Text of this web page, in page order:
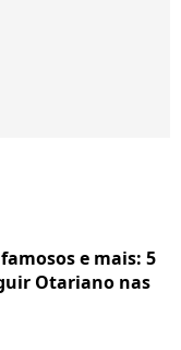
e mais: 5
Otariano nas